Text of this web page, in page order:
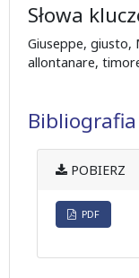
Słowa
Giuseppe, giusto,
allontanare,
Bibliografia
POBIERZ
PDF